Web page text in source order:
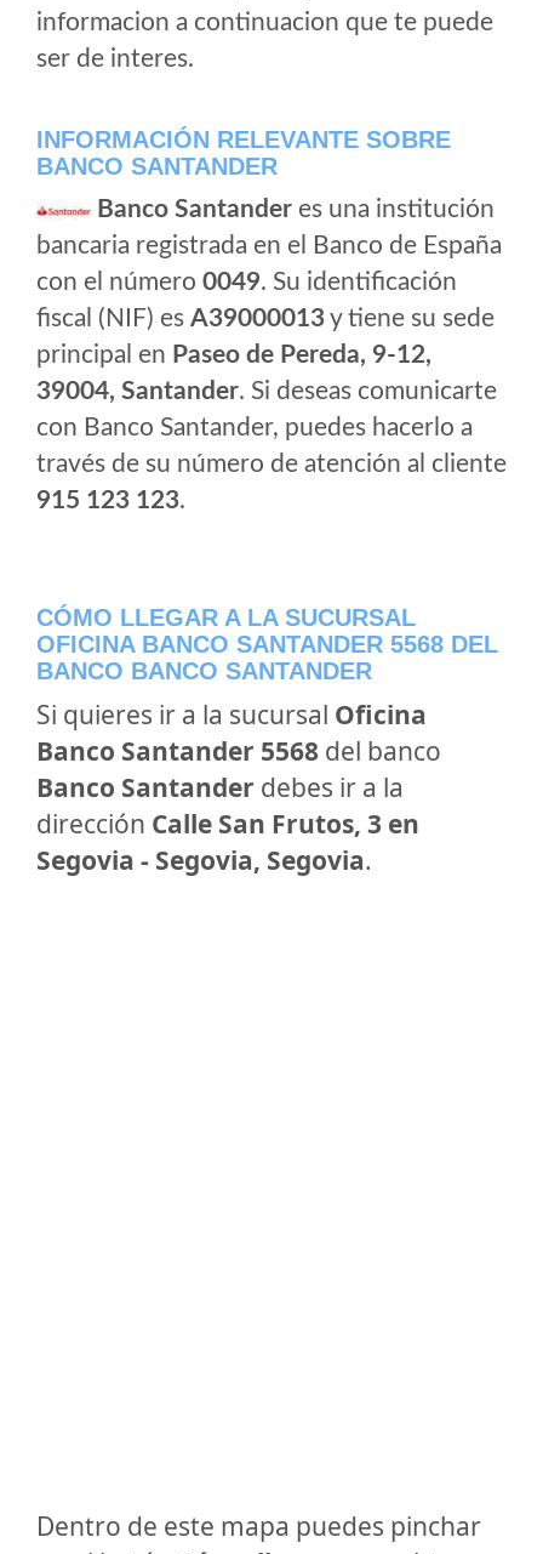
informacion a continuacion que te puede
ser de interes.
INFORMACIÓN RELEVANTE SOBRE
BANCO SANTANDER
Banco Santander es una institución
bancaria registrada en el Banco de España
con el número 0049. Su identificación
fiscal (NIF) es A39000013y tiene su sede
principal en Paseo de Pereda, 9-12,
39004, Santander. Si deseas comunicarte
con Banco Santander, puedes hacerlo a
través de su número de atención al cliente
915 123 123.
CÓMO LLEGAR A LA SUCURSAL
OFICINA BANCO SANTANDER 5568 DEL
BANCO BANCO SANTANDER
Si quieres ir a la sucursal Oficina
Banco Santander 5568 del banco
Banco Santander debes ir a la
dirección Calle San Frutos, 3 en
Segovia - Segovia, Segovia.
Dentro de este mapa puedes pinchar